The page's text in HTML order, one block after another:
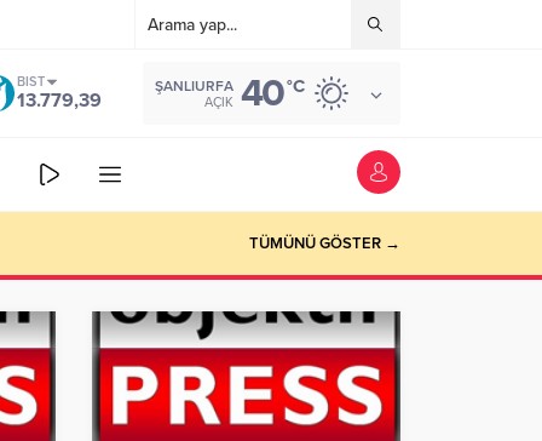
BIST
13.779,39
ŞANLIURFA
AÇIK 40°C
TÜMÜNÜ GÖSTER →